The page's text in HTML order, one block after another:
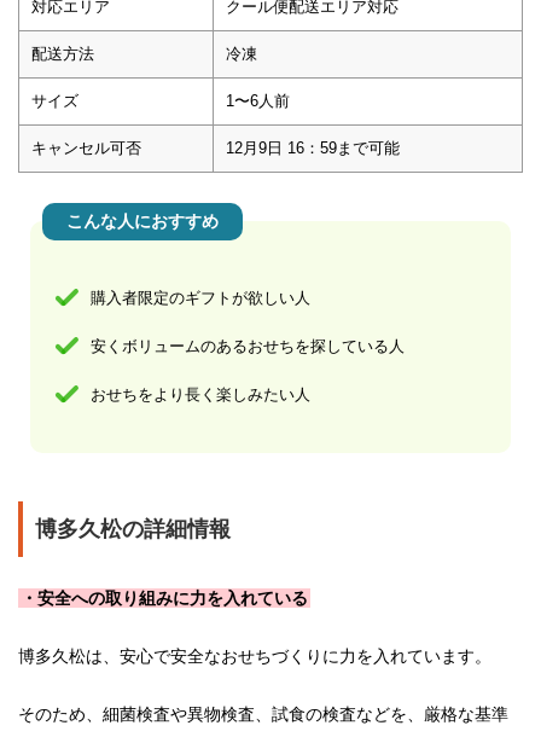
対応エリア クール便配送エリア対応
配送方法 冷凍
サイズ 1〜6人前
キャンセル可否 12月9日 16：59まで可能
こんな人におすすめ
購入者限定のギフトが欲しい人
安くボリュームのあるおせちを探している人
おせちをより長く楽しみたい人
博多久松の詳細情報
・安全への取り組みに力を入れている
博多久松は、安心で安全なおせちづくりに力を入れています。
そのため、細菌検査や異物検査、試食の検査などを、厳格な基準